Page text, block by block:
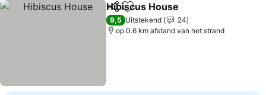
DelenToevoegen aan favorieten
Hibiscus House
9,5 Uitstekend
24
op 0.6 km afstand van het strand